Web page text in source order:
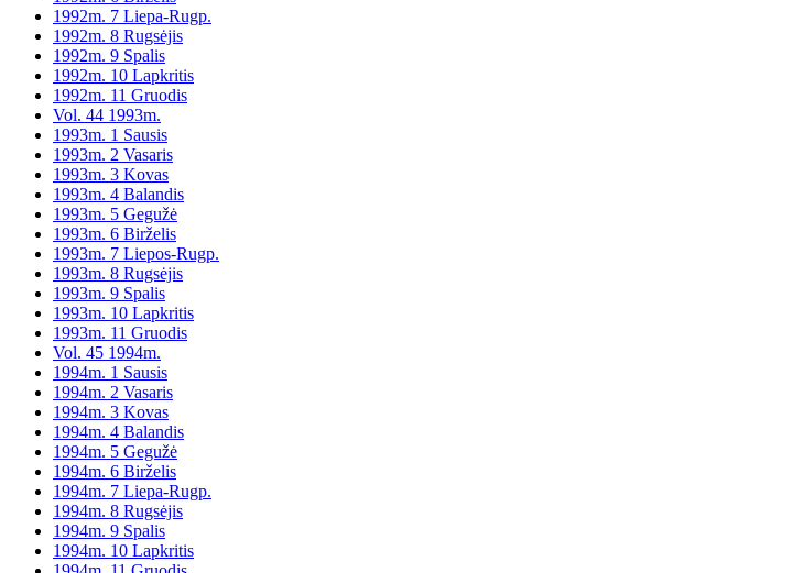
1992m. 7 Liepa-Rugp.
1992m. 8 Rugsėjis
1992m. 9 Spalis
1992m. 10 Lapkritis
1992m. 11 Gruodis
Vol. 44 1993m.
1993m. 1 Sausis
1993m. 2 Vasaris
1993m. 3 Kovas
1993m. 4 Balandis
1993m. 5 Gegužė
1993m. 6 Birželis
1993m. 7 Liepos-Rugp.
1993m. 8 Rugsėjis
1993m. 9 Spalis
1993m. 10 Lapkritis
1993m. 11 Gruodis
Vol. 45 1994m.
1994m. 1 Sausis
1994m. 2 Vasaris
1994m. 3 Kovas
1994m. 4 Balandis
1994m. 5 Gegužė
1994m. 6 Birželis
1994m. 7 Liepa-Rugp.
1994m. 8 Rugsėjis
1994m. 9 Spalis
1994m. 10 Lapkritis